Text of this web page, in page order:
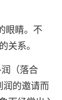
眼睛。不
关系。
（落合
的邀请而